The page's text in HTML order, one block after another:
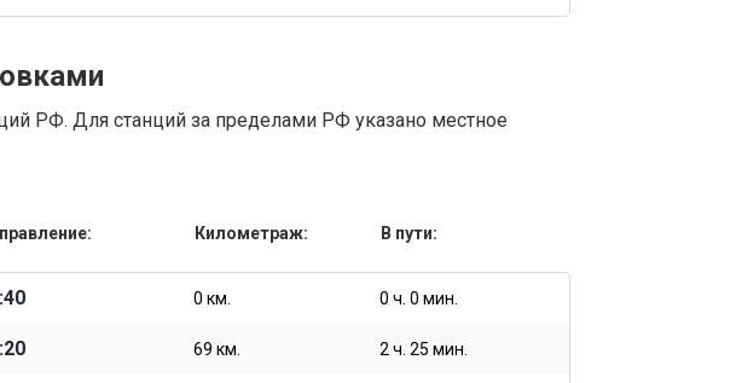
РФ. Для станций за пределами РФ указано местное
Километраж: В пути:
0 км. 0 ч. 0 мин.
69 км. 2 ч. 25 мин.